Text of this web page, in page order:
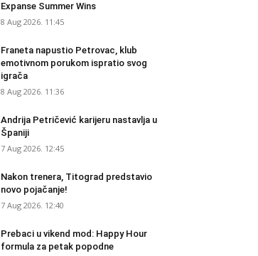
Expanse Summer Wins
8 Aug 2026. 11:45
Franeta napustio Petrovac, klub
emotivnom porukom ispratio svog
igrača
8 Aug 2026. 11:36
Andrija Petričević karijeru nastavlja u
Španiji
7 Aug 2026. 12:45
Nakon trenera, Titograd predstavio
novo pojačanje!
7 Aug 2026. 12:40
Prebaci u vikend mod: Happy Hour
formula za petak popodne